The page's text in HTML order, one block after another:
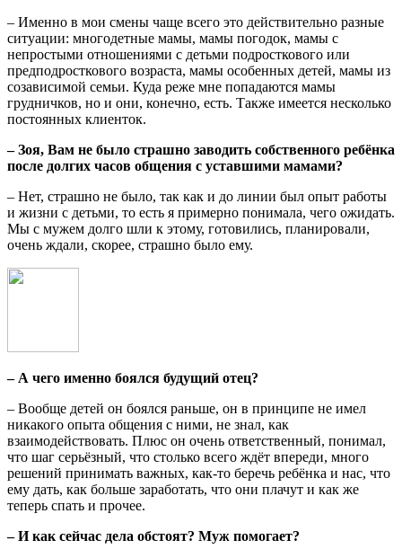
– Именно в мои смены чаще всего это действительно разные
ситуации: многодетные мамы, мамы погодок, мамы с
непростыми отношениями с детьми подросткового или
предподросткового возраста, мамы особенных детей, мамы из
созависимой семьи. Куда реже мне попадаются мамы
грудничков, но и они, конечно, есть. Также имеется несколько
постоянных клиенток.
– Зоя, Вам не было страшно заводить собственного ребёнка
после долгих часов общения с уставшими мамами?
– Нет, страшно не было, так как и до линии был опыт работы
и жизни с детьми, то есть я примерно понимала, чего ожидать.
Мы с мужем долго шли к этому, готовились, планировали,
очень ждали, скорее, страшно было ему.
– А чего именно боялся будущий отец?
– Вообще детей он боялся раньше, он в принципе не имел
никакого опыта общения с ними, не знал, как
взаимодействовать. Плюс он очень ответственный, понимал,
что шаг серьёзный, что столько всего ждёт впереди, много
решений принимать важных, как-то беречь ребёнка и нас, что
ему дать, как больше заработать, что они плачут и как же
теперь спать и прочее.
– И как сейчас дела обстоят? Муж помогает?